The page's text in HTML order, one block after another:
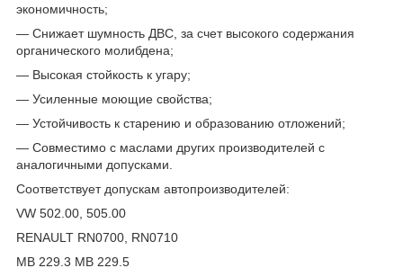
экономичность;
— Снижает шумность ДВС, за счет высокого содержания
органического молибдена;
— Высокая стойкость к угару;
— Усиленные моющие свойства;
— Устойчивость к старению и образованию отложений;
— Совместимо с маслами других производителей с
аналогичными допусками.
Соответствует допускам автопроизводителей:
VW 502.00, 505.00
RENAULT RN0700, RN0710
MB 229.3 MB 229.5